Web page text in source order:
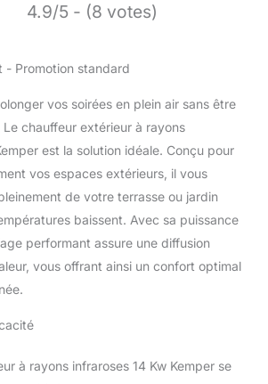
4.9/5 - (8 votes)
vos soirées en plein air sans être
chauffeur extérieur à rayons
est la solution idéale. Conçu pour
vos espaces extérieurs, il vous
de votre terrasse ou jardin
baissent. Avec sa puissance
performant assure une diffusion
vous offrant ainsi un confort optimal
à rayons infraroses 14 Kw Kemper se